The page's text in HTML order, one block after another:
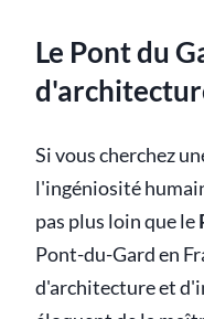
Le Pont du
Si vous cherchez
l'ingéniosité
pas plus loin que le
Pont-du-Gard en
d'architecture et